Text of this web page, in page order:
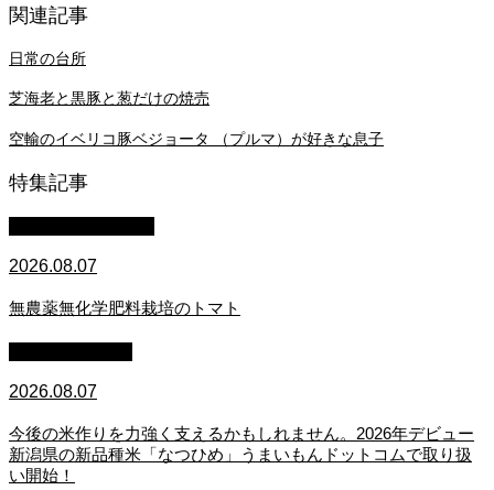
関連記事
日常の台所
芝海老と黒豚と葱だけの焼売
空輸のイベリコ豚ベジョータ （プルマ）が好きな息子
特集記事
2026.08.07
無農薬無化学肥料栽培のトマト
2026.08.07
今後の米作りを力強く支えるかもしれません。2026年デビュー
新潟県の新品種米「なつひめ」うまいもんドットコムで取り扱
い開始！